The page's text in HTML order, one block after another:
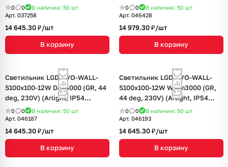
Металл, 3 года)
0 0 В наличии: 50 шт
Арт. 037258
14 645.30 ₽/шт
В корзину
года)
0 0 В наличии: 50 шт
Арт. 046428
14 979.30 ₽/шт
В корзину
Светильник LGD-EVO-WALL-
S100x100-12W Day4000 (GR, 44
deg, 230V) (Arlight, IP54
Металл, 3 года)
0 0 В наличии: 50 шт
Арт. 046187
14 645.30 ₽/шт
В корзину
Светильник LGD-EVO-WALL-
S100x100-12W Warm3000 (GR,
44 deg, 230V) (Arlight, IP54
Металл, 3 года)
0 0 В наличии: 50 шт
Арт. 046193
14 645.30 ₽/шт
В корзину